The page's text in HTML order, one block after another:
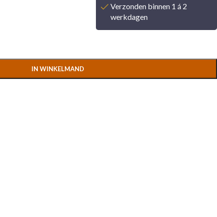
Verzonden binnen 1 á 2
werkdagen
IN WINKELMAND